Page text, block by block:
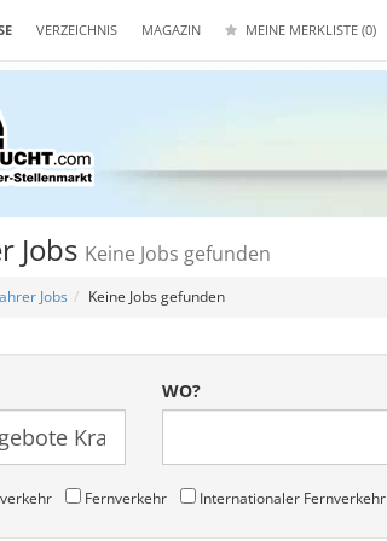
VERZEICHNIS MAGAZIN MEINE MERKLISTE (0)
Jobs Keine Jobs gefunden
Jobs Keine Jobs gefunden
WO?
Fernverkehr Internationaler Fernverkehr